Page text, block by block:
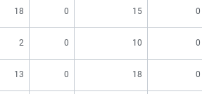
18 0 15 0
2 0 10 0
13 0 18 0